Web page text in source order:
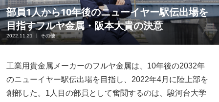
部員1人から10年後のニューイヤー駅伝出場を
目指すフルヤ金属・阪本大貴の決意
2022.11.21 その他
工業用貴金属メーカーのフルヤ金属は、10年後の2032年
のニューイヤー駅伝出場を目指し、2022年4月に陸上部を
創部した。1人目の部員として奮闘するのは、駿河台大学